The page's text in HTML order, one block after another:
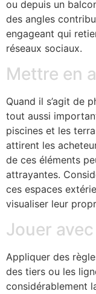
ou depuis un
des angles
engageant qui
réseaux sociaux.
Mettre en
Quand il s’agit de
tout aussi
piscines et les
attirent les
de ces éléments
attrayantes.
ces espaces
visualiser leur
Jouer
Appliquer des
des tiers ou les
considérablement